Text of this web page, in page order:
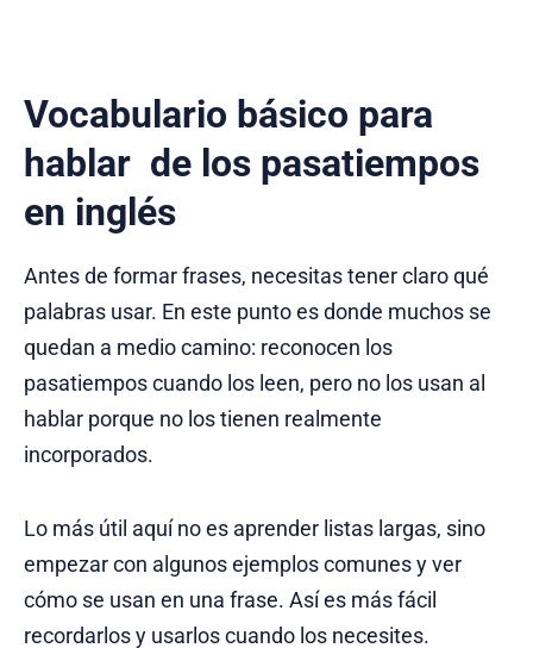
Vocabulario básico para
hablar de los pasatiempos
en inglés
Antes de formar frases, necesitas tener claro qué
palabras usar. En este punto es donde muchos se
quedan a medio camino: reconocen los
pasatiempos cuando los leen, pero no los usan al
hablar porque no los tienen realmente
incorporados.
Lo más útil aquí no es aprender listas largas, sino
empezar con algunos ejemplos comunes y ver
cómo se usan en una frase. Así es más fácil
recordarlos y usarlos cuando los necesites.